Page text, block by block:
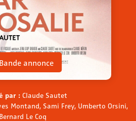
Bande annonce
par : Claude Sautet
Montand, Sami Frey, Umberto Orsini,
Bernard Le Coq